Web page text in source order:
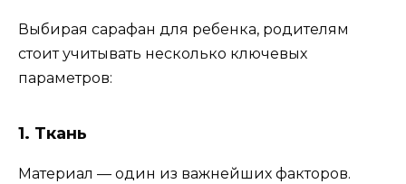
Выбирая сарафан для ребенка, родителям
стоит учитывать несколько ключевых
параметров:
1. Ткань
Материал — один из важнейших факторов.